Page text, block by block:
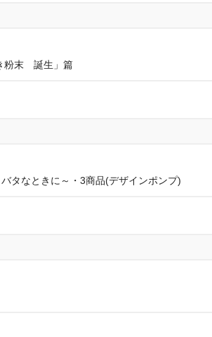
粉末 誕生」篇
タなときに～・3商品(デザインポンプ)